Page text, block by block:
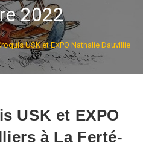
2022
USK et EXPO Nathalie
USK et EXPO
à La Ferté-